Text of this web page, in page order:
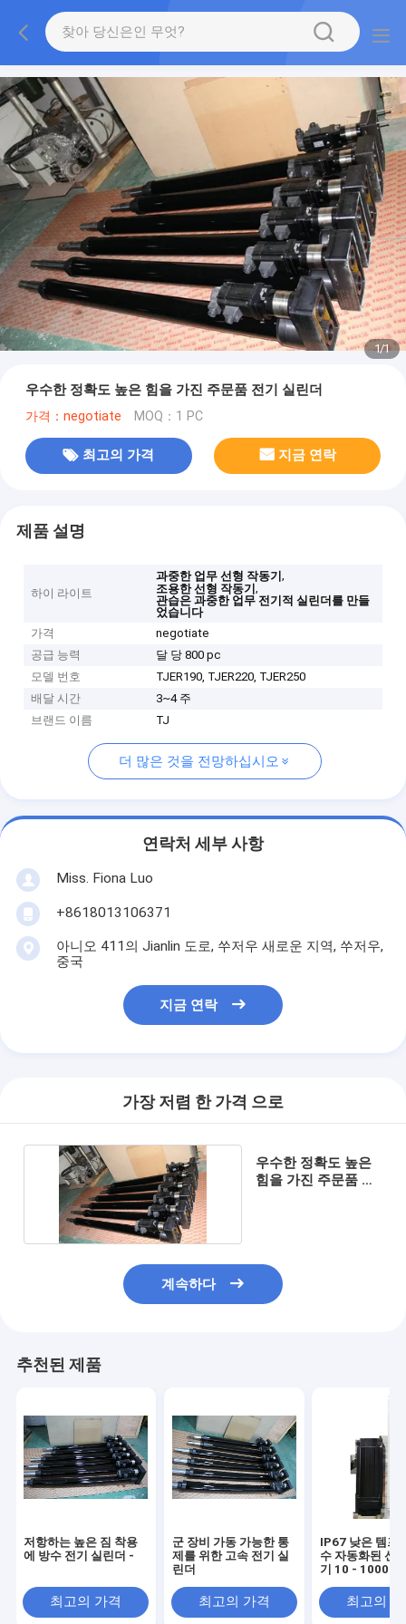
1/1
우수한 정확도 높은 힘을 가진 주문품 전기 실린더
가격：negotiate MOQ：1 PC
최고의 가격 지금 연락
제품 설명
하이 라이트
과중한 업무 선형 작동기,
조용한 선형 작동기,
관습은 과중한 업무 전기적 실린더를 만들
었습니다
가격
negotiate
공급 능력
달 당 800 pc
모델 번호
TJER190, TJER220, TJER250
배달 시간
3~4 주
브랜드 이름
TJ
더 많은 것을 전망하십시오
연락처 세부 사항
Miss. Fiona Luo
+8618013106371
아니오 411의 Jianlin 도로, 쑤저우 새로운 지역, 쑤저우,
중국
지금 연락
가장 저렴 한 가격 으로
우수한 정확도 높은
힘을 가진 주문품 전
계속하다
추천된 제품
저항하는 높은 짐 착용
에 방수 전기 실린더 -
최고의 가격
군 장비 가동 가능한 통
제를 위한 고속 전기 실
린더
최고의 가격
IP67 낮은 템프
수 자동화된 선
기 10 - 1000년
최고의